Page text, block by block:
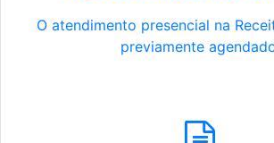
O atendimento presencial na
previamente